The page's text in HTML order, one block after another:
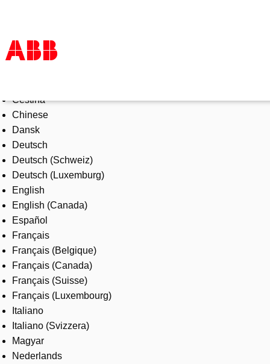
Products & Solutions
Industries
Services
About us
Where to buy
Contact us
Careers
Čeština
Chinese
Dansk
Deutsch
Deutsch (Schweiz)
Deutsch (Luxemburg)
English
English (Canada)
Español
Français
Français (Belgique)
Français (Canada)
Français (Suisse)
Français (Luxembourg)
Italiano
Italiano (Svizzera)
Magyar
Nederlands